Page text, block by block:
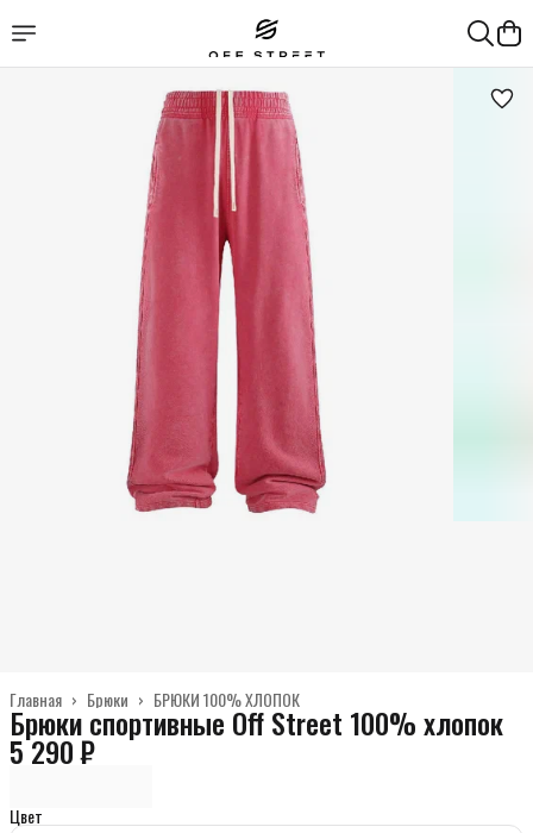
БРЮКИ 100% ХЛОПОК
Брюки ›
Главная ›
Брюки спортивные Off Street 100% хлопок
5 290 ₽
Цвет